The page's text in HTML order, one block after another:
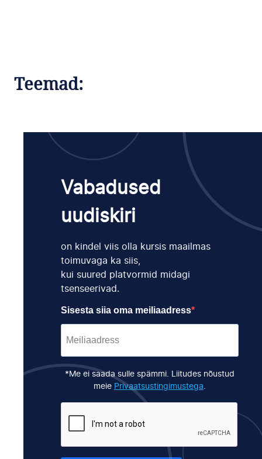
Teemad:
Vabadused
uudiskiri
on kindel viis olla kursis maailmas
toimuvaga ka siis,
kui suured platvormid midagi
tsenseerivad.
Sisesta siia oma meiliaadress
*Me ei saada sulle spämmi. Liitudes nõustud
meie Privaatsustingimustega